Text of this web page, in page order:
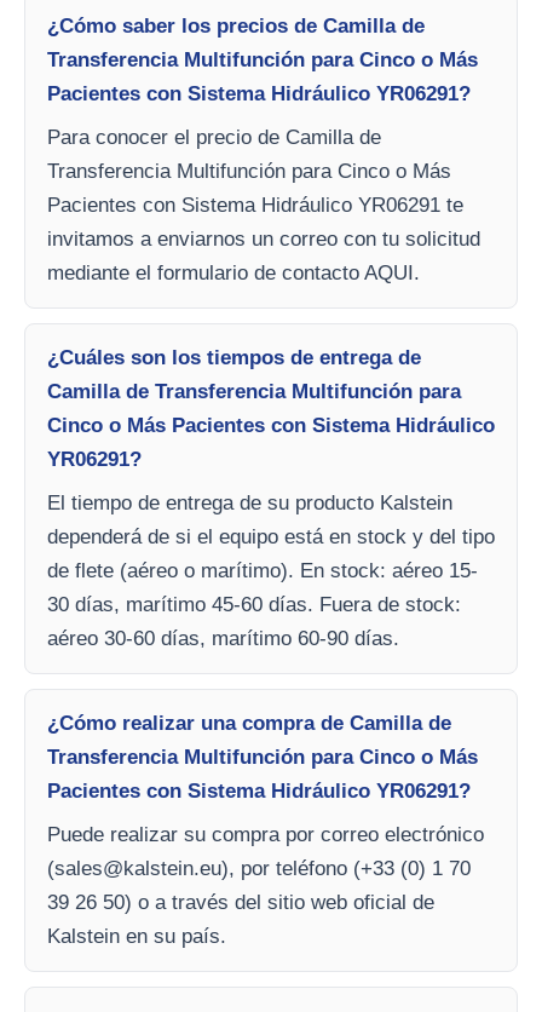
¿Cómo saber los precios de Camilla de
Transferencia Multifunción para Cinco o Más
Pacientes con Sistema Hidráulico YR06291?
Para conocer el precio de Camilla de
Transferencia Multifunción para Cinco o Más
Pacientes con Sistema Hidráulico YR06291 te
invitamos a enviarnos un correo con tu solicitud
mediante el formulario de contacto AQUI.
¿Cuáles son los tiempos de entrega de
Camilla de Transferencia Multifunción para
Cinco o Más Pacientes con Sistema Hidráulico
YR06291?
El tiempo de entrega de su producto Kalstein
dependerá de si el equipo está en stock y del tipo
de flete (aéreo o marítimo). En stock: aéreo 15-
30 días, marítimo 45-60 días. Fuera de stock:
aéreo 30-60 días, marítimo 60-90 días.
¿Cómo realizar una compra de Camilla de
Transferencia Multifunción para Cinco o Más
Pacientes con Sistema Hidráulico YR06291?
Puede realizar su compra por correo electrónico
(sales@kalstein.eu), por teléfono (+33 (0) 1 70
39 26 50) o a través del sitio web oficial de
Kalstein en su país.